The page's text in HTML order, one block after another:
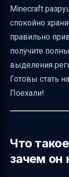
Как
Как
Как
Как
Какие
Как
Minecraft
спокойно
правильно
получите
выделения
Готовы стать
Поехали!
Что
зачем он